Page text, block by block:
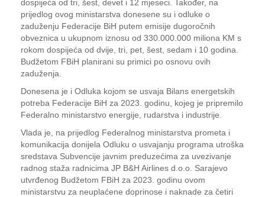
dospijeća od tri, šest, devet i 12 mjeseci. Također, na
prijedlog ovog ministarstva donesene su i odluke o
zaduženju Federacije BiH putem emisije dugoročnih
obveznica u ukupnom iznosu od 330.000.000 miliona KM s
rokom dospijeća od dvije, tri, pet, šest, sedam i 10 godina.
Budžetom FBiH planirani su primici po osnovu ovih
zaduženja.
Donesena je i Odluka kojom se usvaja Bilans energetskih
potreba Federacije BiH za 2023. godinu, kojeg je pripremilo
Federalno ministarstvo energije, rudarstva i industrije.
Vlada je, na prijedlog Federalnog ministarstva prometa i
komunikacija donijela Odluku o usvajanju programa utroška
sredstava Subvencije javnim preduzećima za uvezivanje
radnog staža radnicima JP B&H Airlines d.o.o. Sarajevo
utvrđenog Budžetom FBiH za 2023. godinu ovom
ministarstvu za neuplaćene doprinose i naknade za četiri